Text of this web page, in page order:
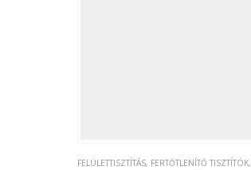
FELÜLETTISZTÍTÁS, FERTŐTLENÍTŐ TISZTÍTÓK,